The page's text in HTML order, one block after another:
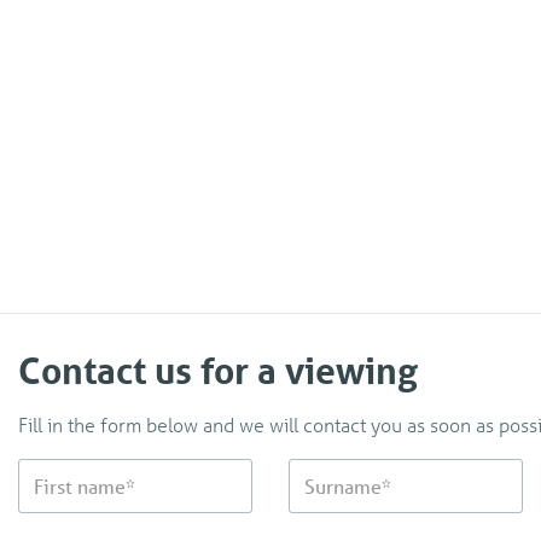
Contact us for a viewing
Fill in the form below and we will contact you as soon as